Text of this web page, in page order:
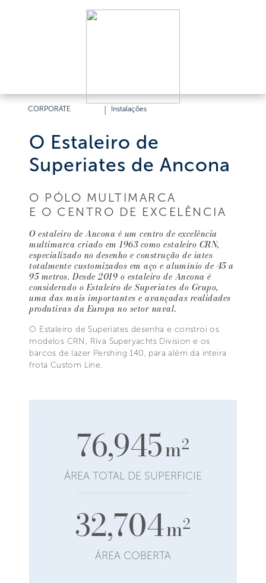
CORPORATE Instalações
O Estaleiro de
Superiates de Ancona
O PÓLO MULTIMARCA
E O CENTRO DE EXCELÊNCIA
O estaleiro de Ancona é um centro de excelência
multimarca criado em 1963 como estaleiro CRN,
especializado no desenho e construção de iates
totalmente customizados em aço e alumínio de 45 a
95 metros. Desde 2019 o estaleiro de Ancona é
considerado o Estaleiro de Superiates do Grupo,
uma das mais importantes e avançadas realidades
produtivas da Europa no setor naval.
O Estaleiro de Superiates desenha e constroi os
modelos CRN, Riva Superyachts Division e os
barcos de lazer Pershing 140, para além da inteira
frota Custom Line.
76,945m2
ÁREA TOTAL DE SUPERFICIE
32,704m2
ÁREA COBERTA